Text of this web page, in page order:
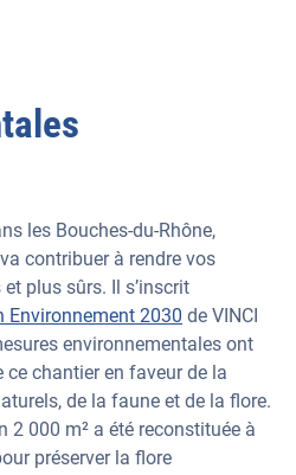
les Bouches-du-Rhône,
contribuer à rendre vos
plus sûrs. Il s’inscrit
Environnement 2030 de VINCI
environnementales ont
ce chantier en faveur de la
de la faune et de la flore.
2 000 m² a été reconstituée à
préserver la flore